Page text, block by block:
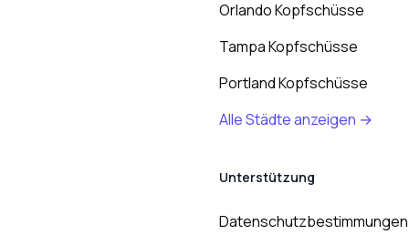
Orlando Kopfschüsse
Tampa Kopfschüsse
Portland Kopfschüsse
Alle Städte anzeigen →
Unterstützung
Datenschutzbestimmungen